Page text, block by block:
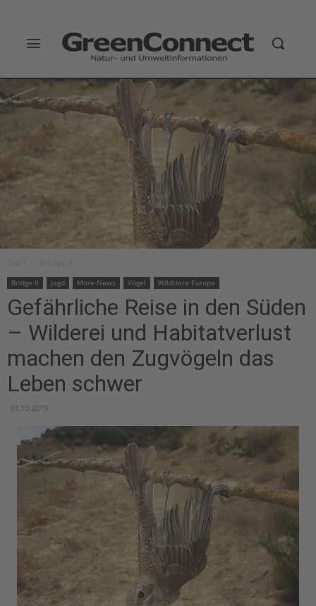
Bridge II Jagd More News Vögel Wildtiere Europa
Gefährliche Reise in den Süden
– Wilderei und Habitatverlust
machen den Zugvögeln das
Leben schwer
03.10.2019